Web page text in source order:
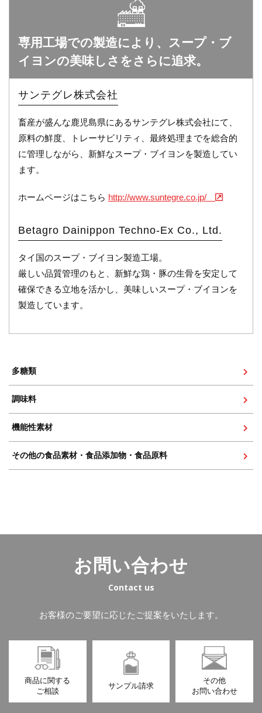
専用工場での製造により、スープ・ブ
イヨンの美味しさをさらに追求。
サンテグレ株式会社
畜産が盛んな鹿児島県にあるサンテグレ株式会社にて、
原料の鮮度、トレーサビリティ、最終処理までを総合的
に管理しながら、新鮮なスープ・ブイヨンを製造してい
ます。
ホームページはこちら http://www.suntegre.co.jp/
Betagro Dainippon Techno-Ex Co., Ltd.
タイ国のスープ・ブイヨン製造工場。
厳しい品質管理のもと、新鮮な鶏・豚の生骨を安定して
確保できる立地を活かし、美味しいスープ・ブイヨンを
製造しています。
多糖類
調味料
機能性素材
その他の食品素材・食品添加物 ・食品原料
お問い合わせ
Contact us
お客様のご要望に応じたご提案をいたします。
商品に関する
ご相談
サンプル請求
その他
お問い合わせ